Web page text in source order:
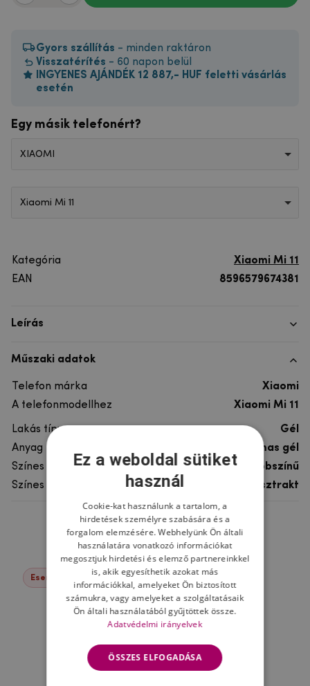
Gyors szállítás - minden raktáron
Visszatérítés - 60 napon belül
INGYENES AJÁNDÉK 12 887,- HUF feletti vásárlás
esetén
Egy másik telefonért?
XIAOMI
Xiaomi Mi 11
Kategória
Xiaomi Mi 11
EAN
8596579674381
Leírás
Műszaki adatok
Telefon márka
Xiaomi
A telefonmodellhez
Xiaomi Mi 11
Lakás típusa
Gél
Anyag
rugalmas gél
Színes
többszínű
Színes motívum
Absztrakt
Ne felejtsd el
Események -22%
Ez a weboldal sütiket
használ
Cookie-kat használunk a tartalom, a
hirdetések személyre szabására és a
forgalom elemzésére. Webhelyünk Ön általi
használatára vonatkozó információkat
megosztjuk hirdetési és elemző partnereinkkel
is, akik egyesíthetik azokat más
információkkal, amelyeket Ön biztosított
számukra, vagy amelyeket a szolgáltatásaik
Ön általi használatából gyűjtöttek össze.
Adatvédelmi irányelvek
ÖSSZES ELFOGADÁSA